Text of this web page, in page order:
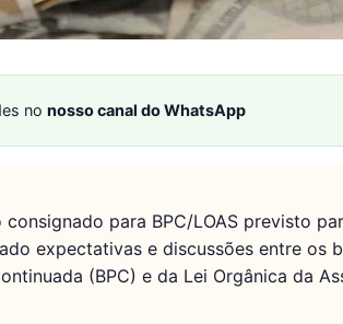
no nosso canal do WhatsApp
para BPC/LOAS previsto
expectativas e discussões entre os
(BPC) e da Lei Orgânica da